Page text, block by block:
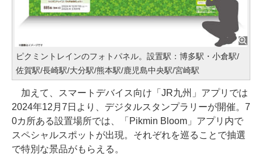
ピクミントレインのフォトパネル。設置駅：博多駅・小倉駅/
佐賀駅/長崎駅/大分駅/熊本駅/鹿児島中央駅/宮崎駅
加えて、スマートデバイス向け「JR九州」アプリでは
2024年12月7日より、デジタルスタンプラリーが開催。7
0カ所ある設置場所では、「Pikmin Bloom」アプリ内で
スペシャルスポットが出現。それぞれを巡ることで抽選
で特別な景品がもらえる。